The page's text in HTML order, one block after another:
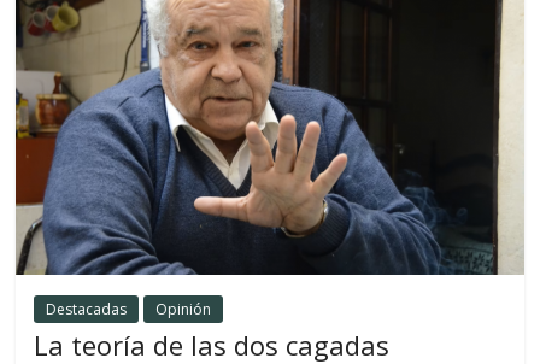
Destacadas Opinión
La teoría de las dos cagadas